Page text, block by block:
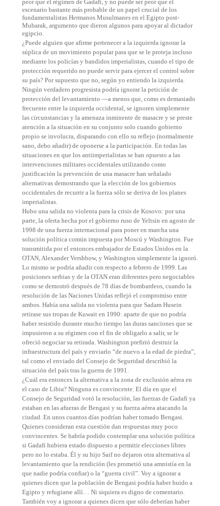
peor que el régimen de Gadafi, y no puede ser peor que el
escenario bastante más probable de un papel crucial de los
fundamentalistas Hermanos Musulmanes en el Egipto post-
Mubarak, argumento que dieron algunos para apoyar al dictador
egipcio.
¿Puede alguien que afirme pertenecer a la izquierda ignorar la
súplica de un movimiento popular para que se le proteja incluso
mediante los policías y bandidos imperialistas, cuando el tipo de
protección requerido no puede servir para ejercer el control sobre
su país? Por supuesto que no, según yo entiendo la izquierda.
Ningún verdadero progresista podría ignorar la petición de
protección del levantamiento —a menos que, como es demasiado
frecuente entre la izquierda occidental, se ignoren simplemente
las circunstancias y la amenaza inminente de masacre y se preste
atención a la situación en su conjunto solo cuando gobierno
propio se involucra, disparando con ello su reflejo (normalmente
sano, debo añadir) de oponerse a la participación. En todas las
situaciones en que los antiimperialistas se han opuesto a las
intervenciones militares occidentales utilizando como
justificación la prevención de una masacre han señalado
alternativas demostrando que la elección de los gobiernos
occidentales de recurrir a la fuerza sólo se deriva de los planes
imperialistas.
Hubo una salida no violenta para la crisis de Kosovo: por una
parte, la oferta hecha por el gobierno ruso de Yeltsin en agosto de
1998 de una fuerza internacional para poner en marcha una
solución política común impuesta por Moscú y Washington. Fue
transmitida por el entonces embajador de Estados Unidos en la
OTAN, Alexander Vershbow, y Washington simplemente la ignoró.
Lo mismo se podría añadir con respecto a febrero de 1999. Las
posiciones serbias y de la OTAN eran diferentes pero negociables
como se demostró después de 78 días de bombardeos, cuando la
resolución de las Naciones Unidas reflejó el compromiso entre
ambos. Había una salida no violenta para que Sadam Husein
retirase sus tropas de Kuwait en 1990: aparte de que no podría
haber resistido durante mucho tiempo las duras sanciones que se
impusieron a su régimen con el fin de obligarlo a salir, se le
ofreció negociar su retirada. Washington prefirió destruir la
infraestructura del país y enviarlo “de nuevo a la edad de piedra”,
tal como el enviado del Consejo de Seguridad describió la
situación del país tras la guerra de 1991.
¿Cuál era entonces la alternativa a la zona de exclusión aérea en
el caso de Libia? Ninguna es convincente. El día en que el
Consejo de Seguridad votó la resolución, las fuerzas de Gadafi ya
estaban en las afueras de Bengasi y su fuerza aérea atacando la
ciudad. En unos cuantos días podrían haber tomado Bengasi.
Quienes consideran esta cuestión dan respuestas muy poco
convincentes. Se habría podido contemplar una solución política
si Gadafi hubiera estado dispuesto a permitir elecciones libres
pero no lo estaba. Él y su hijo Saif no dejaron otra alternativa al
levantamiento que la rendición (les prometió una amnistía en la
que nadie podría confiar) o la “guerra civil”. Voy a ignorar a
quienes dicen que la población de Bengasi podría haber huido a
Egipto y refugiarse allí… Ni siquiera es digno de comentario.
También voy a ignorar a quienes dicen que sólo deberían haber